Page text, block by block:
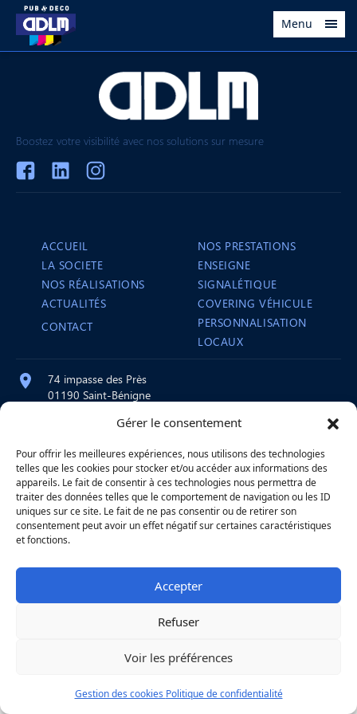
Gérer le consentement
Pour offrir les meilleures expériences, nous utilisons des technologies
telles que les cookies pour stocker et/ou accéder aux informations des
appareils. Le fait de consentir à ces technologies nous permettra de
traiter des données telles que le comportement de navigation ou les ID
uniques sur ce site. Le fait de ne pas consentir ou de retirer son
consentement peut avoir un effet négatif sur certaines caractéristiques
et fonctions.
Accepter
Refuser
Voir les préférences
Gestion des cookies Politique de confidentialité
Menu
Boostez votre visibilité avec nos solutions sur mesure
ACCUEIL
LA SOCIETE
NOS RÉALISATIONS
ACTUALITÉS
CONTACT
NOS PRESTATIONS
ENSEIGNE
SIGNALÉTIQUE
COVERING VÉHICULE
PERSONNALISATION
LOCAUX
74 impasse des Près
01190 Saint-Bénigne
contact@atelier-martre.fr
09 72 95 15 20
Lundi au jeudi : 8h – 12h / 14h – 18h
Vendredi : 8h – 12h
|Mentions légales